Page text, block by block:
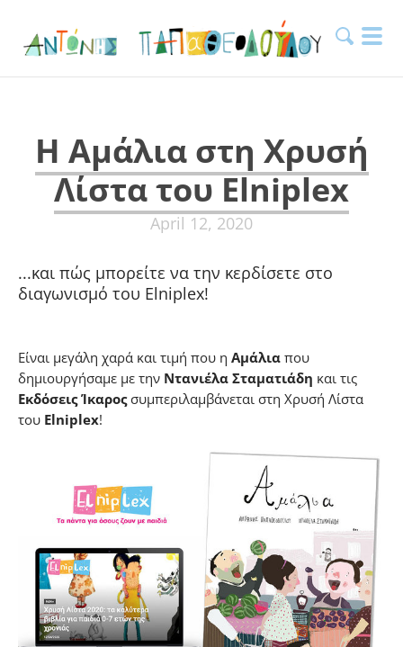
H Αμάλια στη Χρυσή
Λίστα του Elniplex
April 12, 2020
...και πώς μπορείτε να την κερδίσετε στο
διαγωνισμό του Elniplex!
Είναι μεγάλη χαρά και τιμή που η Αμάλια που
δημιουργήσαμε με την Ντανιέλα Σταματιάδη και τις
Εκδόσεις Ίκαροςσυμπεριλαμβάνεται στη Χρυσή Λίστα
του Elniplex!